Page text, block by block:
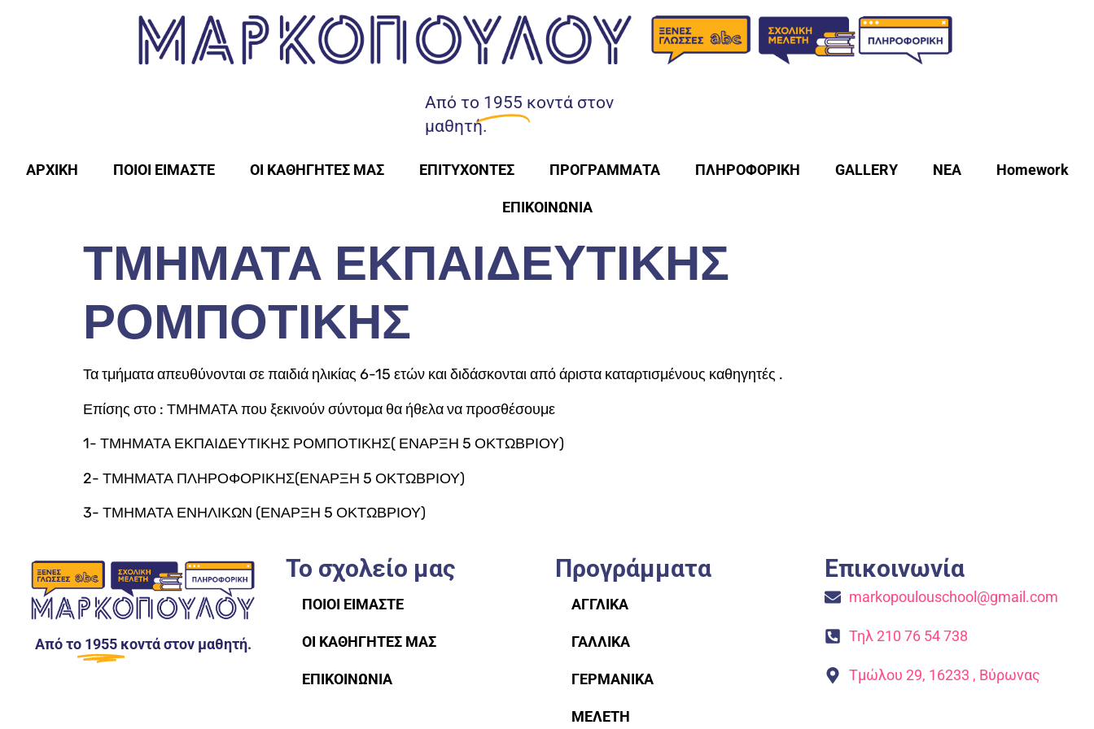
Από το 1955 κοντά στον
μαθητή.
ΑΡΧΙΚΗ ΠΟΙΟΙ ΕΙΜΑΣΤΕ ΟΙ ΚΑΘΗΓΗΤΕΣ ΜΑΣ ΕΠΙΤΥΧΟΝΤΕΣ ΠΡΟΓΡΑΜΜΑΤΑ ΠΛΗΡΟΦΟΡΙΚΗ GALLERY ΝΕΑ Homework
ΕΠΙΚΟΙΝΩΝΙΑ
ΤΜΗΜΑΤΑ ΕΚΠΑΙΔΕΥΤΙΚΗΣ
ΡΟΜΠΟΤΙΚΗΣ
Τα τμήματα απευθύνονται σε παιδιά ηλικίας 6-15 ετών και διδάσκονται από άριστα καταρτισμένους καθηγητές .
Επίσης στο : ΤΜΗΜΑΤΑ που ξεκινούν σύντομα θα ήθελα να προσθέσουμε
1- ΤΜΗΜΑΤΑ ΕΚΠΑΙΔΕΥΤΙΚΗΣ ΡΟΜΠΟΤΙΚΗΣ( ΕΝΑΡΞΗ 5 ΟΚΤΩΒΡΙΟΥ)
2- ΤΜΗΜΑΤΑ ΠΛΗΡΟΦΟΡΙΚΗΣ(ΕΝΑΡΞΗ 5 ΟΚΤΩΒΡΙΟΥ)
3- ΤΜΗΜΑΤΑ ΕΝΗΛΙΚΩΝ (ΕΝΑΡΞΗ 5 ΟΚΤΩΒΡΙΟΥ)
Από το 1955 κοντά στον μαθητή.
Το σχολείο μας
ΠΟΙΟΙ ΕΙΜΑΣΤΕ
ΟΙ ΚΑΘΗΓΗΤΕΣ ΜΑΣ
ΕΠΙΚΟΙΝΩΝΙΑ
Προγράμματα
ΑΓΓΛΙΚΆ
ΓΑΛΛΙΚΆ
ΓΕΡΜΑΝΙΚΆ
ΜΕΛΕΤΗ
Επικοινωνία
markopoulouschool@gmail.com
Τηλ 210 76 54 738
Τμώλου 29, 16233 , Βύρωνας